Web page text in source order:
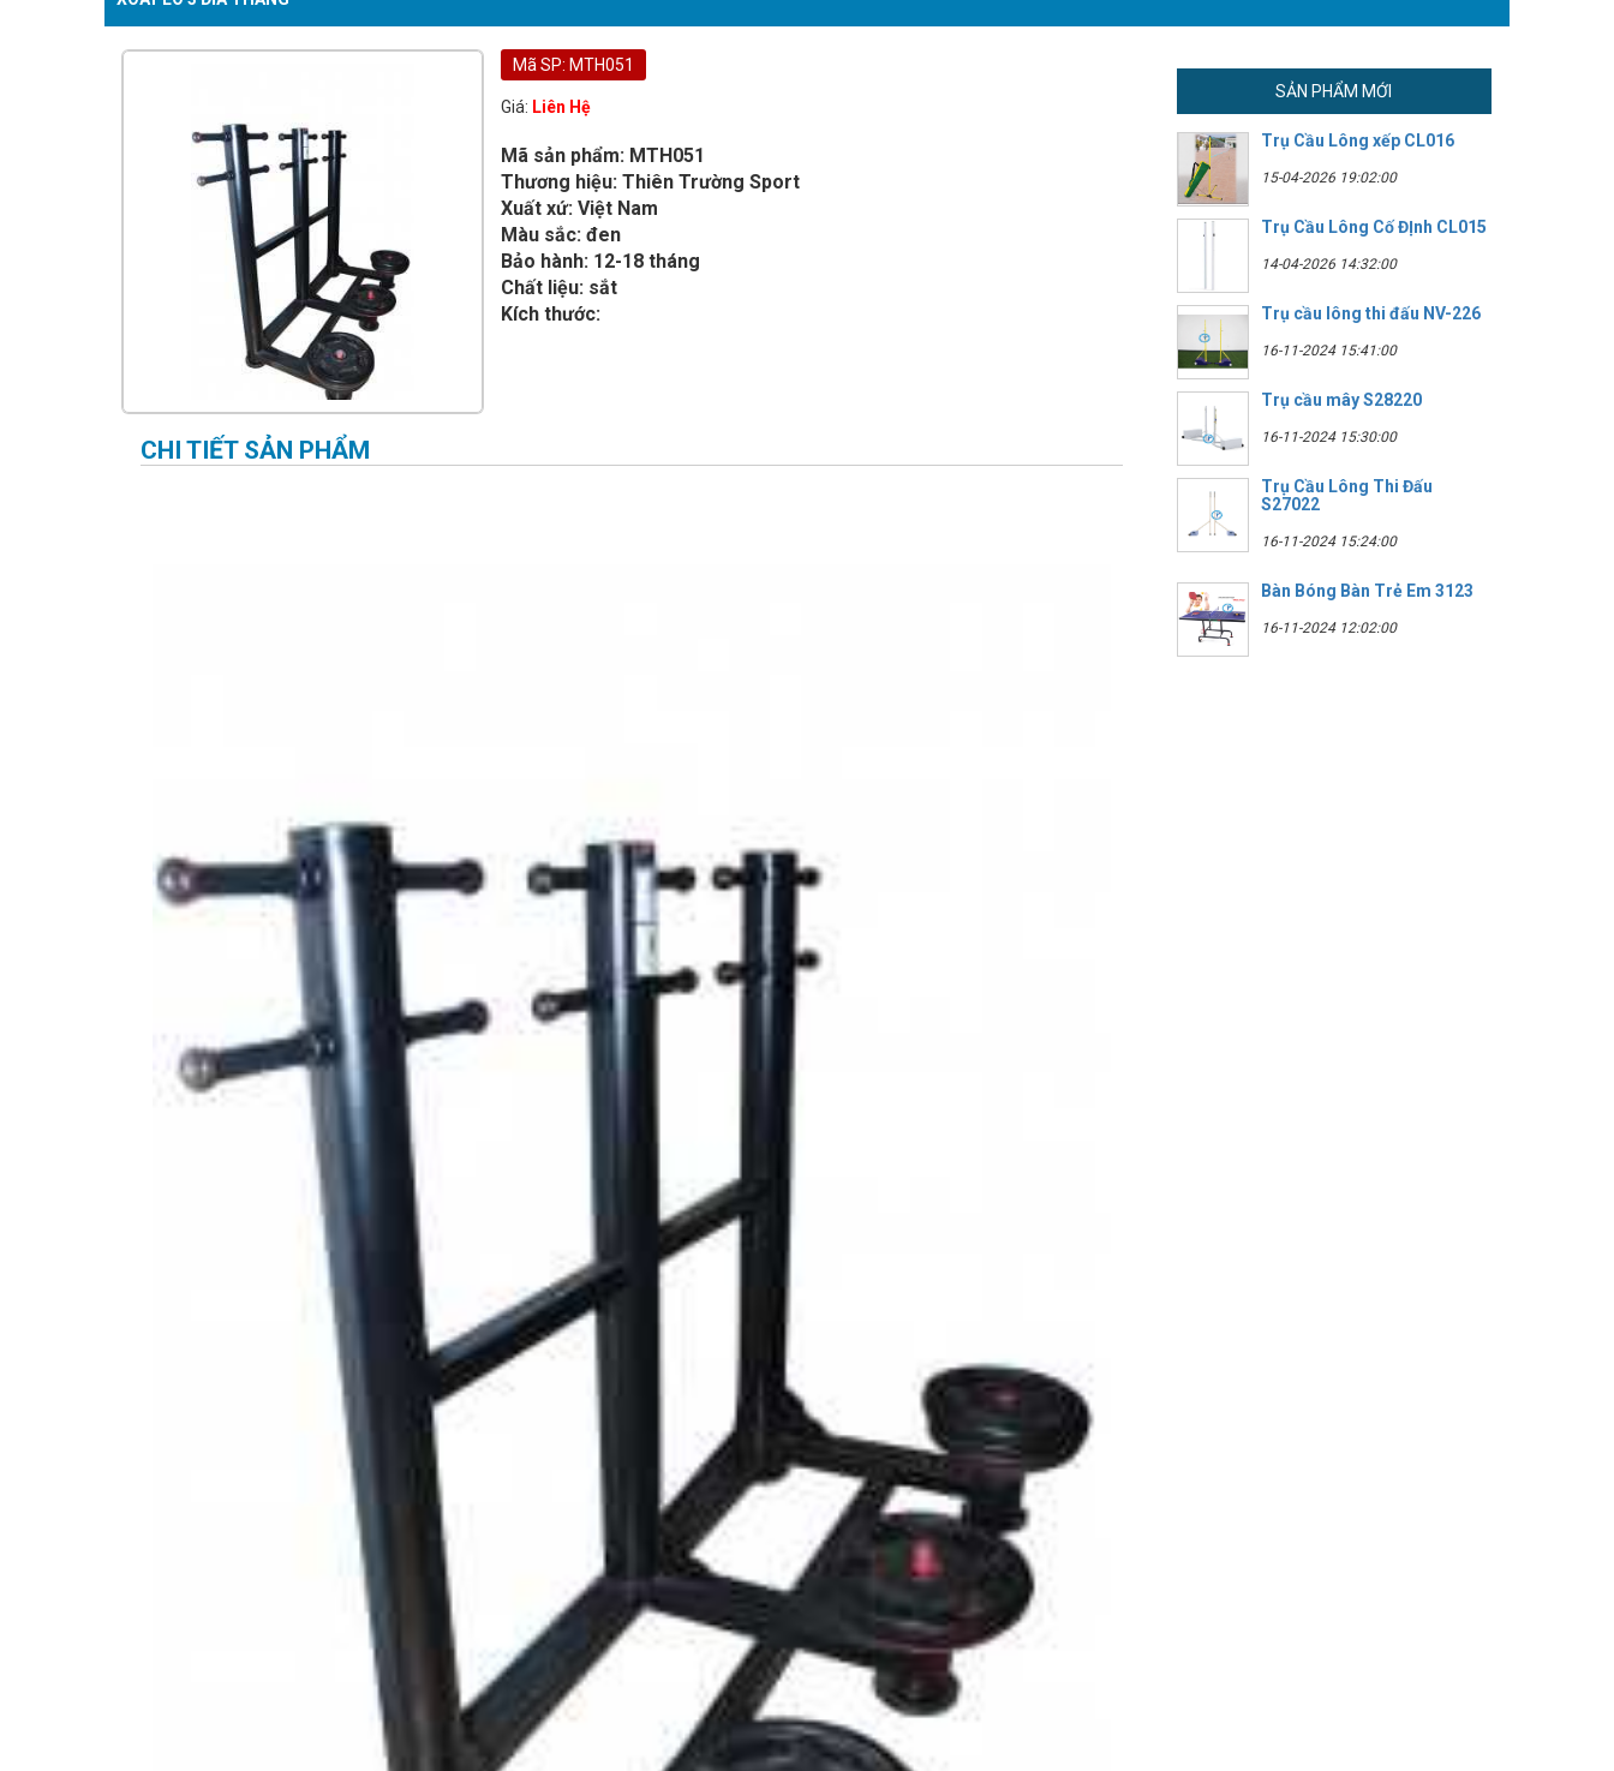
THIẾT BỊ PHÒNG GYM
IMPULSE FITNESS
THIẾT BỊ PHÒNG GYM THIÊN
CỎ NHÂN TẠO
Mã SP: MTH051
Giá: Liên Hệ
Mã sản phẩm: MTH051
Thương hiệu: Thiên Trường Sport
Xuất xứ: Việt Nam
Màu sắc: đen
Bảo hành: 12-18 tháng
Chất liệu: sắt
Kích thước:
CHI TIẾT SẢN PHẨM
SẢN PHẨM MỚI
Trụ Cầu Lông xếp CL016
15-04-2026 19:02:00
Trụ Cầu Lông Cố ĐỊnh CL015
14-04-2026 14:32:00
Trụ cầu lông thi đấu NV-226
16-11-2024 15:41:00
Trụ cầu mây S28220
16-11-2024 15:30:00
Trụ Cầu Lông Thi Đấu
S27022
16-11-2024 15:24:00
Bàn Bóng Bàn Trẻ Em 3123
16-11-2024 12:02:00